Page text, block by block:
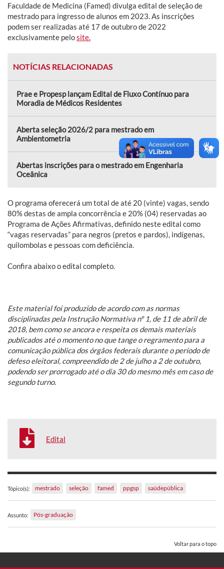
Faculdade de Medicina (Famed) divulga edital de seleção de
mestrado para ingresso de alunos em 2023. As inscrições
podem ser realizadas até 17 de outubro de 2022
exclusivamente pelosite.
NOTÍCIAS RELACIONADAS
Prae e Propesp lançam Edital de Fluxo Contínuo para
Moradia de Médicos Residentes
Aberta seleção 2026/2 para mestrado em
Ambientometria
Abertas inscrições para o mestrado em Engenharia
Oceânica
O programa oferecerá um total de até 20 (vinte) vagas, sendo
80% destas de ampla concorrência e 20% (04) reservadas ao
Programa de Ações Afirmativas, definido neste edital como
“vagas reservadas” para negros (pretos e pardos), indígenas,
quilombolas e pessoas com deficiência.
Confira abaixo o edital completo.
Este material foi produzido de acordo com as normas
disciplinadas pela Instrução Normativa nº 1, de 11 de abril de
2018, bem como se ancora e respeita os demais materiais
publicados até o momento no que tange o regramento para a
comunicação pública dos órgãos federais durante o período de
defeso eleitoral, compreendido de 2 de julho a 2 de outubro,
podendo ser prorrogado até o dia 30 do mesmo mês em caso de
segundo turno.
Edital
Tópico(s): mestrado seleção famed ppgsp saúdepública
Assunto: Pós-graduação
Voltar para o topo